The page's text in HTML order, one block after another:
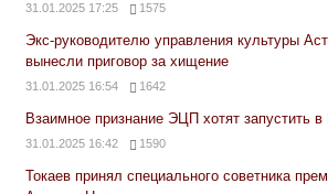
31.01.2025 17:25 1575
Экс-руководителю управления культуры
вынесли приговор за хищение
31.01.2025 16:54 1642
Взаимное признание ЭЦП хотят запустить
31.01.2025 16:42 1590
Токаев принял специального советника